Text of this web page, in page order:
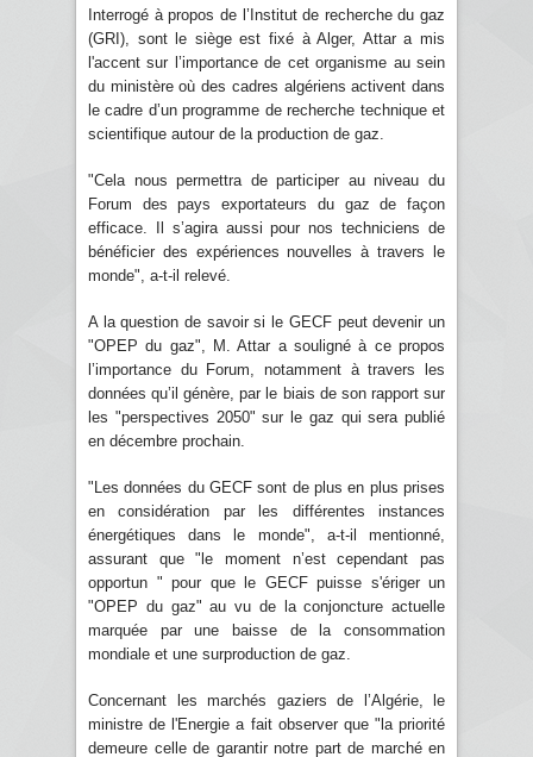
Interrogé à propos de l’Institut de recherche du gaz
(GRI), sont le siège est fixé à Alger, Attar a mis
l'accent sur l’importance de cet organisme au sein
du ministère où des cadres algériens activent dans
le cadre d’un programme de recherche technique et
scientifique autour de la production de gaz.
"Cela nous permettra de participer au niveau du
Forum des pays exportateurs du gaz de façon
efficace. Il s’agira aussi pour nos techniciens de
bénéficier des expériences nouvelles à travers le
monde", a-t-il relevé.
A la question de savoir si le GECF peut devenir un
"OPEP du gaz", M. Attar a souligné à ce propos
l’importance du Forum, notamment à travers les
données qu’il génère, par le biais de son rapport sur
les "perspectives 2050" sur le gaz qui sera publié
en décembre prochain.
"Les données du GECF sont de plus en plus prises
en considération par les différentes instances
énergétiques dans le monde", a-t-il mentionné,
assurant que "le moment n’est cependant pas
opportun " pour que le GECF puisse s'ériger un
"OPEP du gaz" au vu de la conjoncture actuelle
marquée par une baisse de la consommation
mondiale et une surproduction de gaz.
Concernant les marchés gaziers de l’Algérie, le
ministre de l'Energie a fait observer que "la priorité
demeure celle de garantir notre part de marché en